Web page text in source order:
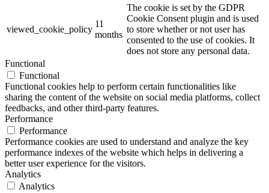
viewed_cookie_policy
11
months
The cookie is set by the GDPR
Cookie Consent plugin and is used
to store whether or not user has
consented to the use of cookies. It
does not store any personal data.
Functional
Functional
Functional cookies help to perform certain functionalities like
sharing the content of the website on social media platforms, collect
feedbacks, and other third-party features.
Performance
Performance
Performance cookies are used to understand and analyze the key
performance indexes of the website which helps in delivering a
better user experience for the visitors.
Analytics
Analytics